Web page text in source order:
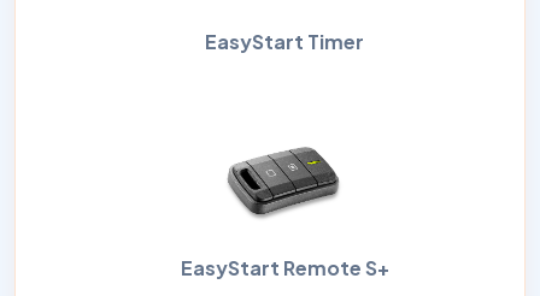
EasyStart Timer
EasyStart Remote S+